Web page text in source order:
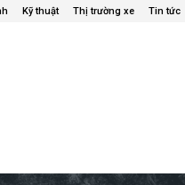
Kỹ thuật Thị trường xe Tin tức